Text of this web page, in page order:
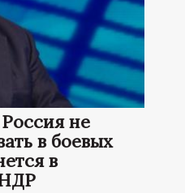
не
в боевых
в